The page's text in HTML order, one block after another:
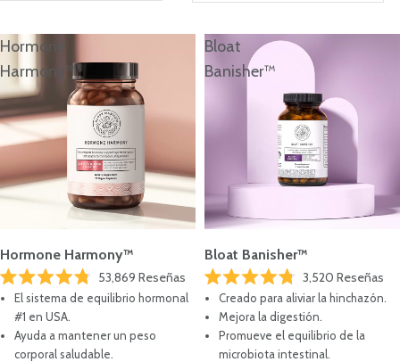
Hormone
Harmony™
Hormone Harmony™
Calificado
4.8
estrellas
53,869 Reseñas
El sistema de equilibrio hormonal
#1 en USA.
Ayuda a mantener un peso
corporal saludable.
Bloat
Banisher™
Bloat Banisher™
Calificado
4.8
de
estrellas
3,520 Reseñas
Creado para aliviar la hinchazón.
Mejora la digestión.
Promueve el equilibrio de la
microbiota intestinal.